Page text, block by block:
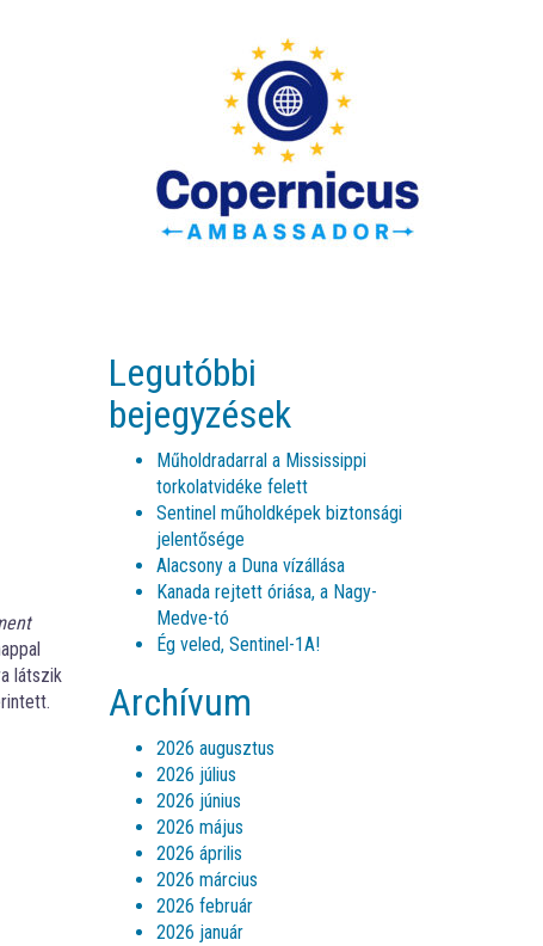
látszik
Legutóbbi
bejegyzések
Műholdradarral a Mississippi
torkolatvidéke felett
Sentinel műholdképek biztonsági
jelentősége
Alacsony a Duna vízállása
Kanada rejtett óriása, a Nagy-
Medve-tó
Ég veled, Sentinel-1A!
Archívum
2026 augusztus
2026 július
2026 június
2026 május
2026 április
2026 március
2026 február
2026 január